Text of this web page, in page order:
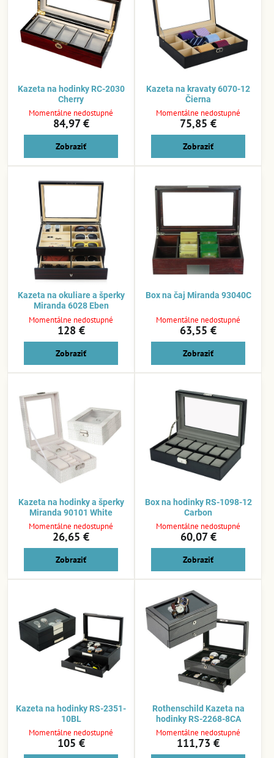
Kazeta na hodinky RC-2030
Cherry
Momentálne nedostupné
84,97 €
Zobraziť
Kazeta na kravaty 6070-12
Čierna
Momentálne nedostupné
75,85 €
Zobraziť
Kazeta na okuliare a šperky
Miranda 6028 Eben
Momentálne nedostupné
128 €
Zobraziť
Box na čaj Miranda 93040C
Momentálne nedostupné
63,55 €
Zobraziť
Kazeta na hodinky a šperky
Miranda 90101 White
Momentálne nedostupné
26,65 €
Zobraziť
Box na hodinky RS-1098-12
Carbon
Momentálne nedostupné
60,07 €
Zobraziť
Kazeta na hodinky RS-2351-
10BL
Momentálne nedostupné
105 €
Rothenschild Kazeta na
hodinky RS-2268-8CA
Momentálne nedostupné
111,73 €